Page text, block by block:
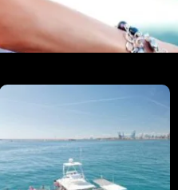
Contáctanos